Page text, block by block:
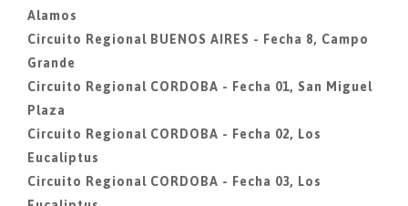
Alamos
Circuito Regional BUENOS AIRES - Fecha 8, Campo
Grande
Circuito Regional CORDOBA - Fecha 01, San Miguel
Plaza
Circuito Regional CORDOBA - Fecha 02, Los
Eucaliptus
Circuito Regional CORDOBA - Fecha 03, Los